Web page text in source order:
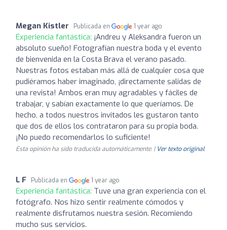
Megan Kistler Publicada en 1 year ago
Experiencia fantástica: ¡Andreu y Aleksandra fueron un
absoluto sueño! Fotografían nuestra boda y el evento
de bienvenida en la Costa Brava el verano pasado.
Nuestras fotos estaban más allá de cualquier cosa que
pudiéramos haber imaginado, ¡directamente salidas de
una revista! Ambos eran muy agradables y fáciles de
trabajar, y sabían exactamente lo que queríamos. De
hecho, a todos nuestros invitados les gustaron tanto
que dos de ellos los contrataron para su propia boda.
¡No puedo recomendarlos lo suficiente!
Esta opinión ha sido traducida automáticamente. | Ver texto original
L F Publicada en 1 year ago
Experiencia fantástica: Tuve una gran experiencia con el
fotógrafo. Nos hizo sentir realmente cómodos y
realmente disfrutamos nuestra sesión. Recomiendo
mucho sus servicios.